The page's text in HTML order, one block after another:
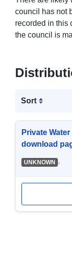
council has not
recorded in this
the council is
Sort
Private
download
UNKNOWN -